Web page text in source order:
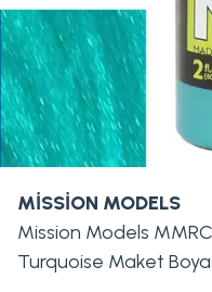
MİSSİON MODELS
Mission Models
Turquoise Maket